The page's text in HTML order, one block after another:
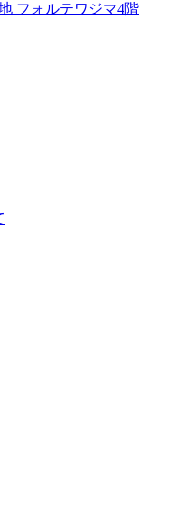
フォルテワジマ4階